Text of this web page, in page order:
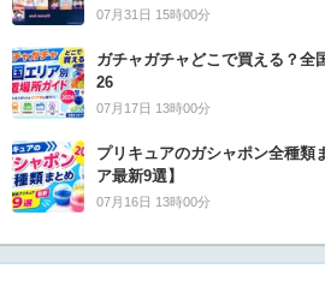
07月31日 15時00分
ガチャガチャどこで買える？全
26
07月17日 13時00分
プリキュアのガシャポン全種類
ア最新9選】
07月16日 13時00分